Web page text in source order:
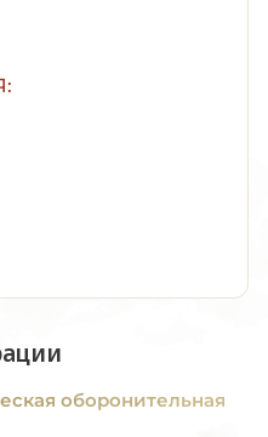
оборонительная